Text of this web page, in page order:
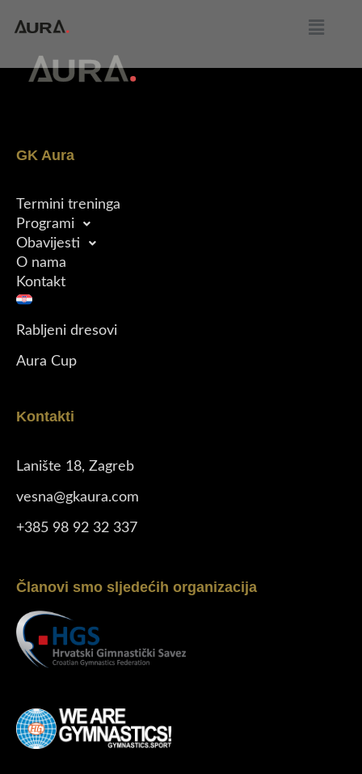
GK Aura
Termini treninga
Programi
Obavijesti
O nama
Kontakt
Rabljeni dresovi
Aura Cup
Kontakti
Lanište 18, Zagreb
vesna@gkaura.com
+385 98 92 32 337
Članovi smo sljedećih organizacija